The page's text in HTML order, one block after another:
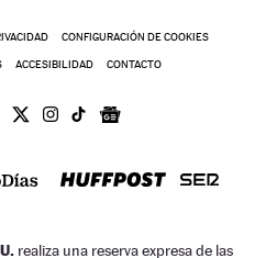
CONFIGURACIÓN DE COOKIES
ACCESIBILIDAD CONTACTO
realiza una reserva expresa de las